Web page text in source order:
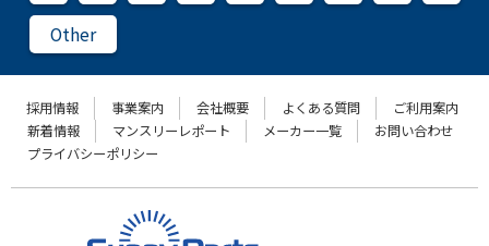
Other
採用情報 事業案内 会社概要 よくある質問
ご利用案内
新着情報
マンスリーレポート メーカー一覧
お問い合わせ
プライバシーポリシー